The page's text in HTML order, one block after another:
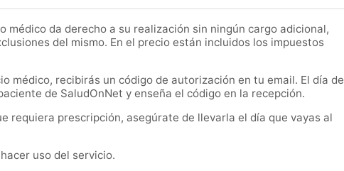
médico da derecho a su realización sin ningún cargo adicional,
del mismo. En el precio están incluidos los impuestos
médico, recibirás un código de autorización en tu email. El día de
de SaludOnNet y enseña el código en la recepción.
requiera prescripción, asegúrate de llevarla el día que vayas al
uso del servicio.